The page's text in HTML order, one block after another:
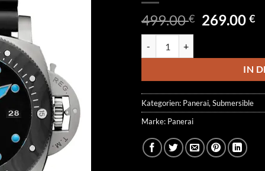
499.00€
499.00 €
269.00€
IN
Kategorien: Panerai, Submersible
Marke: Panerai